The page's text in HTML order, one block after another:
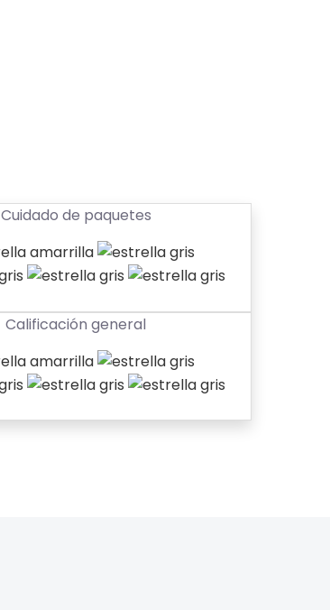
Cuidado de paquetes
Calificación general